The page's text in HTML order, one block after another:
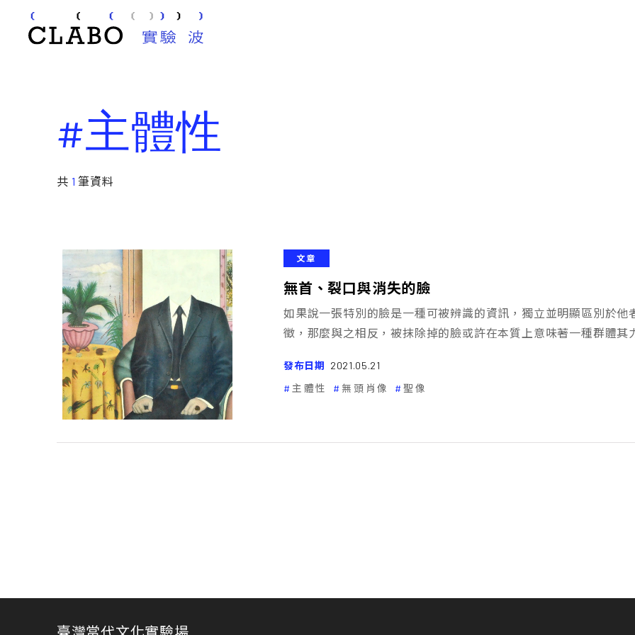
#主體性
共 1筆資料
文章
無首、裂口與消失的臉
如果說一張特別的臉是一種可被辨識的資訊，獨立並明顯區別於
徵，那麼與之相反，被抹除掉的臉或許在本質上意味著一種群體其
發布日期 2021.05.21
主體性
無頭肖像 聖像
臺灣當代文化實驗場